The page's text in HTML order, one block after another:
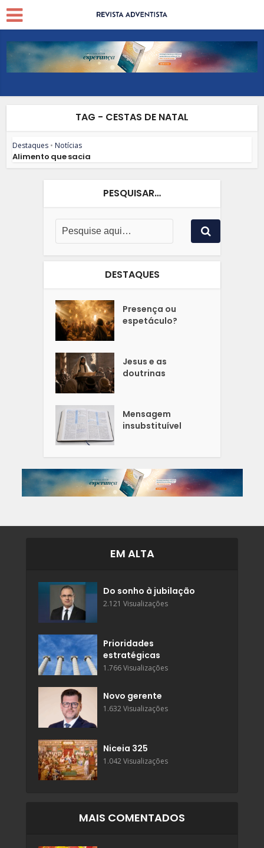
TAG - CESTAS DE NATAL
Destaques • Notícias
Alimento que sacia
PESQUISAR…
DESTAQUES
Presença ou
espetáculo?
Jesus e as
doutrinas
Mensagem
insubstituível
EM ALTA
Do sonho à jubilação
2.121 Visualizações
Prioridades
estratégicas
1.766 Visualizações
Novo gerente
1.632 Visualizações
Niceia 325
1.042 Visualizações
MAIS COMENTADOS